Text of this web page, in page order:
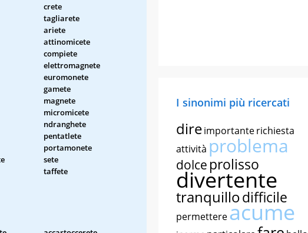
crete
tagliarete
ariete
attinomicete
compiete
elettromagnete
euromonete
gamete
magnete
micromicete
ndranghete
pentatlete
portamonete
sete
taffete
I sinonimi più ricercati
direimportanterichiesta
attività problema
dolce prolisso
divertente
tranquillodifficile
permettereacume